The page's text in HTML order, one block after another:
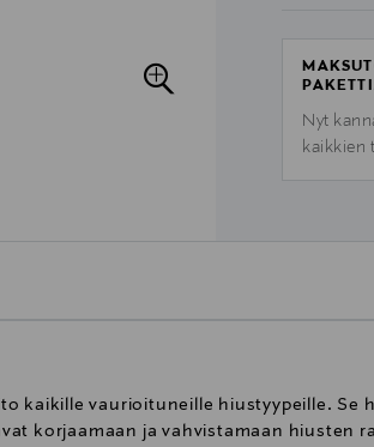
Nyt
kaikkien
kaikille vaurioituneille hiustyypeille. Se
korjaamaan ja vahvistamaan hiusten